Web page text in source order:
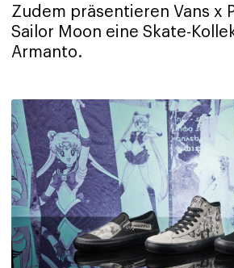
Zudem präsentieren Vans x
Sailor Moon eine Skate-
Armanto.